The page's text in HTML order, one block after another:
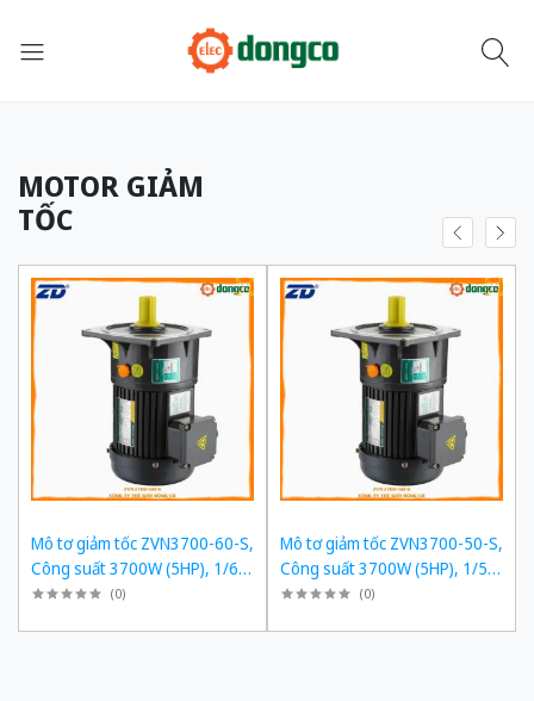
MOTOR GIẢM
TỐC
Mô tơ giảm tốc ZVN3700-60-S,
Công suất 3700W (5HP), 1/60,
Chân đế
(0)
Mô tơ giảm tốc ZVN3700-50-S,
Công suất 3700W (5HP), 1/50,
Chân đế
(0)